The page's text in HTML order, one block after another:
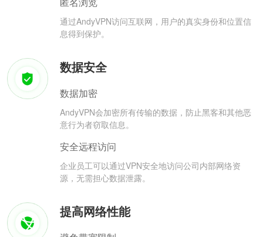
通过AndyVPN访问互联网，用户的真实身份和位置信
息得到保护。
数据安全
数据加密
AndyVPN会加密所有传输的数据，防止黑客和其他恶
意行为者窃取信息。
安全远程访问
企业员工可以通过VPN安全地访问公司内部网络资
源，无需担心数据泄露。
提高网络性能